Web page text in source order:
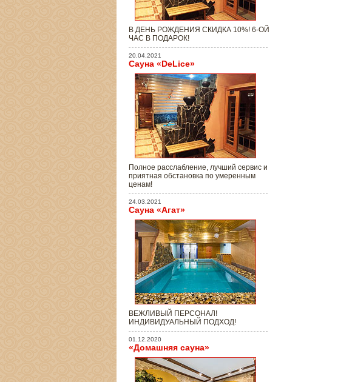
В ДЕНЬ РОЖДЕНИЯ СКИДКА 10%! 6-ОЙ
ЧАС В ПОДАРОК!
20.04.2021
Сауна «DeLice»
Полное расслабление, лучший сервис и
приятная обстановка по умеренным
ценам!
24.03.2021
Сауна «Агат»
ВЕЖЛИВЫЙ ПЕРСОНАЛ!
ИНДИВИДУАЛЬНЫЙ ПОДХОД!
01.12.2020
«Домашняя сауна»